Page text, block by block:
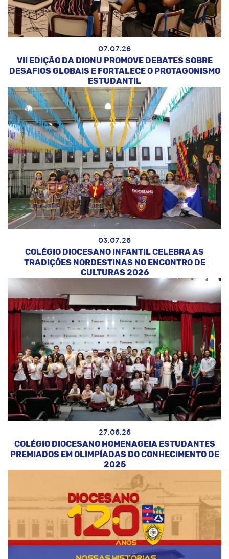
07.07.26
VII EDIÇÃO DA DIONU PROMOVE DEBATES SOBRE
DESAFIOS GLOBAIS E FORTALECE O PROTAGONISMO
ESTUDANTIL
03.07.26
COLÉGIO DIOCESANO INFANTIL CELEBRA AS
TRADIÇÕES NORDESTINAS NO ENCONTRO DE
CULTURAS 2026
27.06.26
COLÉGIO DIOCESANO HOMENAGEIA ESTUDANTES
PREMIADOS EM OLIMPÍADAS DO CONHECIMENTO DE
2025